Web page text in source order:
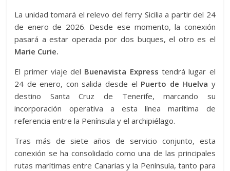
La unidad tomará el relevo del ferry Sicilia a partir del 24
de enero de 2026. Desde ese momento, la conexión
pasará a estar operada por dos buques, el otro es el
Marie Curie.
El primer viaje del Buenavista Express tendrá lugar el
24 de enero, con salida desde el Puerto de Huelva y
destino Santa Cruz de Tenerife, marcando su
incorporación operativa a esta línea marítima de
referencia entre la Península y el archipiélago.
Tras más de siete años de servicio conjunto, esta
conexión se ha consolidado como una de las principales
rutas marítimas entre Canarias y la Península, tanto para